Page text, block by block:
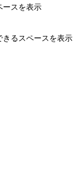
ースを表示
るスペースを表示